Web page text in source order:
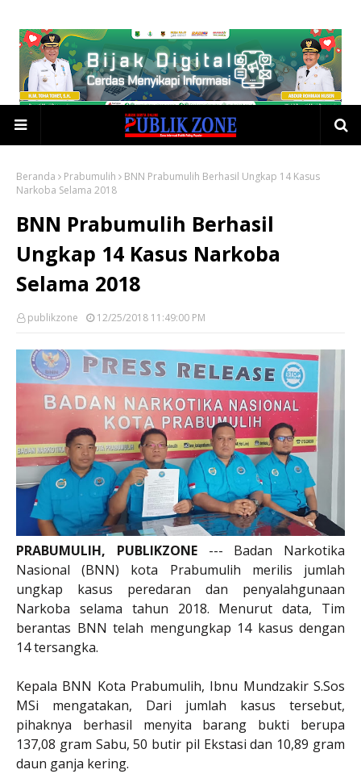
Beranda Prabumulih
BNN Prabumulih Berhasil Ungkap 14 Kasus
Narkoba Selama 2018
BNN Prabumulih Berhasil
Ungkap 14 Kasus Narkoba
Selama 2018
publikzone 12/25/2018 11:49:00 PM
PRABUMULIH, PUBLIKZONE--- Badan Narkotika
Nasional (BNN) kota Prabumulih merilis jumlah
ungkap kasus peredaran dan penyalahgunaan
Narkoba selama tahun 2018. Menurut data, Tim
berantas BNN telah mengungkap 14 kasus dengan
14 tersangka.
Kepala BNN Kota Prabumulih, Ibnu Mundzakir S.Sos
MSi mengatakan, Dari jumlah kasus tersebut,
pihaknya berhasil menyita barang bukti berupa
137,08 gram Sabu, 50 butir pil Ekstasi dan 10,89 gram
daun ganja kering.